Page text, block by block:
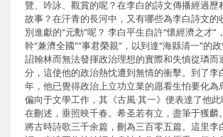
覽、吟詠、觀賞的呢？在李白的詩文傳播經過歷
故事？在汗青的長河中，又有哪些為李白詩文的
別進獻的“元勳”呢？ 李白平生自許“懷經濟之才”
幹“兼濟全國”“事君榮親”，以到達“海縣清一”的
詔翰林而無法發揮政治理想的實際和失慎從璘而
分，這使他的政治熱忱遭到無情的衝擊。到了李
年，他已覺得政治上立功立業的愿看生怕要化為
偏向于文學工作，其《古風·其一》便表達了他
在刪述，垂照映千春。希圣若有立，盡筆于獲麟
將古時詩歌三千余篇，刪為三百零五篇。這里李